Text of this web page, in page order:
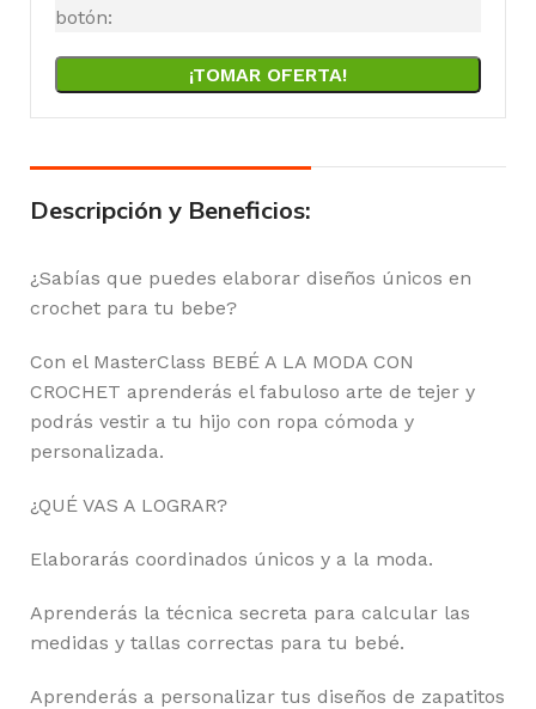
botón:
¡TOMAR OFERTA!
Descripción y Beneficios:
¿Sabías que puedes elaborar diseños únicos en
crochet para tu bebe?
Con el MasterClass BEBÉ A LA MODA CON
CROCHET aprenderás el fabuloso arte de tejer y
podrás vestir a tu hijo con ropa cómoda y
personalizada.
¿QUÉ VAS A LOGRAR?
Elaborarás coordinados únicos y a la moda.
Aprenderás la técnica secreta para calcular las
medidas y tallas correctas para tu bebé.
Aprenderás a personalizar tus diseños de zapatitos